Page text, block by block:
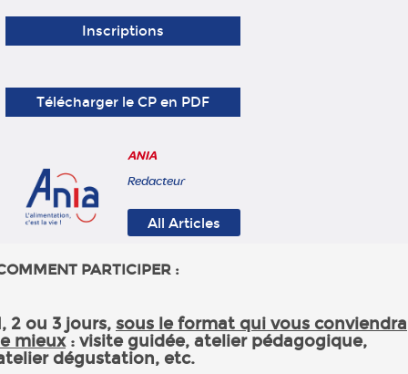
Inscriptions
Télécharger le CP en PDF
ANIA
Redacteur
All Articles
PARTICIPER :
2 ou 3 jours, sous le format qui vous conviendra
mieux: visite guidée, atelier pédagogique,
dégustation, etc.